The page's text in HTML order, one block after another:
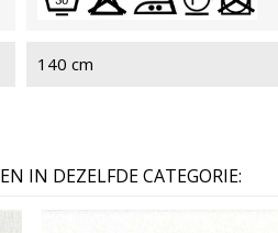
140 cm
IN DEZELFDE CATEGORIE: